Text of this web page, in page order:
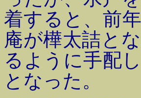
着すると、前
庵が樺太詰と
るように手配
となった。